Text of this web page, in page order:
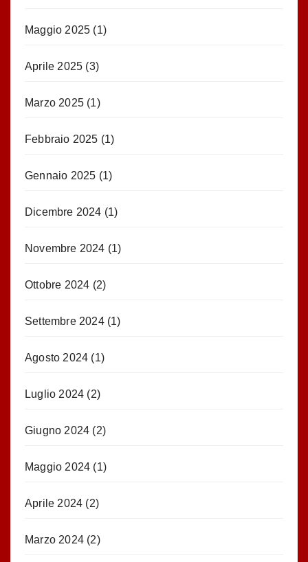
Maggio 2025 (1)
Aprile 2025 (3)
Marzo 2025 (1)
Febbraio 2025 (1)
Gennaio 2025 (1)
Dicembre 2024 (1)
Novembre 2024 (1)
Ottobre 2024 (2)
Settembre 2024(1)
Agosto 2024 (1)
Luglio 2024 (2)
Giugno 2024 (2)
Maggio 2024 (1)
Aprile 2024 (2)
Marzo 2024 (2)